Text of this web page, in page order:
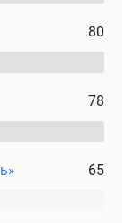
80
78
65